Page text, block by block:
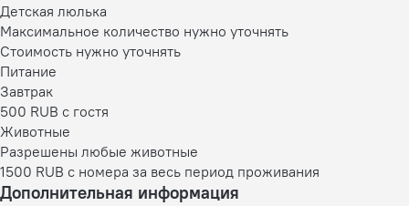
Детская люлька
Максимальное количество нужно уточнять
Стоимость нужно уточнять
Питание
Завтрак
500 RUB c гостя
Животные
Разрешены любые животные
1500 RUB с номера за весь период проживания
Дополнительная информация